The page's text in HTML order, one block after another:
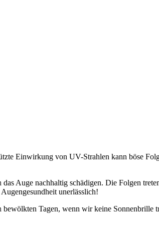
Einwirkung von UV-Strahlen kann böse
Auge nachhaltig schädigen. Die Folgen
unerlässlich!
Tagen, wenn wir keine